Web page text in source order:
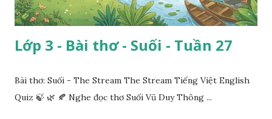
Lớp 3 - Bài thơ - Suối - Tuần 27
Bài thơ: Suối - The Stream The Stream Tiếng Việt English
Quiz 🍃 🌿 🍂 Nghe đọc thơ Suối Vũ Duy Thông ...